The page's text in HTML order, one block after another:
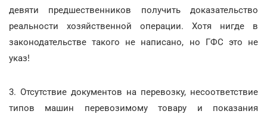
девяти предшественников получить доказательство
реальности хозяйственной операции. Хотя нигде в
законодательстве такого не написано, но ГФС это не
указ!
3. Отсутствие документов на перевозку, несоответствие
типов машин перевозимому товару и показания